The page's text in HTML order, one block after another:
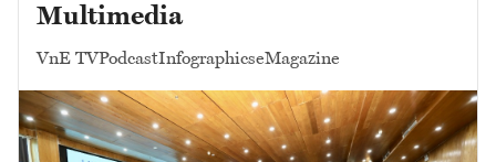
Multimedia
VnE TVPodcastInfographicseMagazine